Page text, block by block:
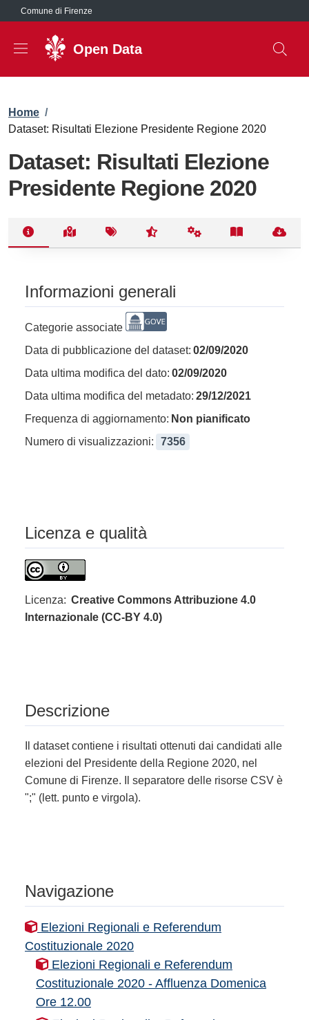
Salta al contenuto principale
Comune di Firenze
Open Data
Briciole di pane
Home /
Dataset: Risultati Elezione Presidente Regione 2020
Dataset: Risultati Elezione
Presidente Regione 2020
Informazioni generali
Categorie associate
Data di pubblicazione del dataset: 02/09/2020
Data ultima modifica del dato: 02/09/2020
Data ultima modifica del metadato: 29/12/2021
Frequenza di aggiornamento: Non pianificato
Numero di visualizzazioni:
7356
Licenza e qualità
Licenza: Creative Commons Attribuzione 4.0
Internazionale (CC-BY 4.0)
Descrizione
Il dataset contiene i risultati ottenuti dai candidati alle
elezioni del Presidente della Regione 2020, nel
Comune di Firenze. Il separatore delle risorse CSV è
";" (lett. punto e virgola).
Navigazione
Elezioni Regionali e Referendum
Costituzionale 2020
Elezioni Regionali e Referendum
Costituzionale 2020 - Affluenza Domenica
Ore 12.00